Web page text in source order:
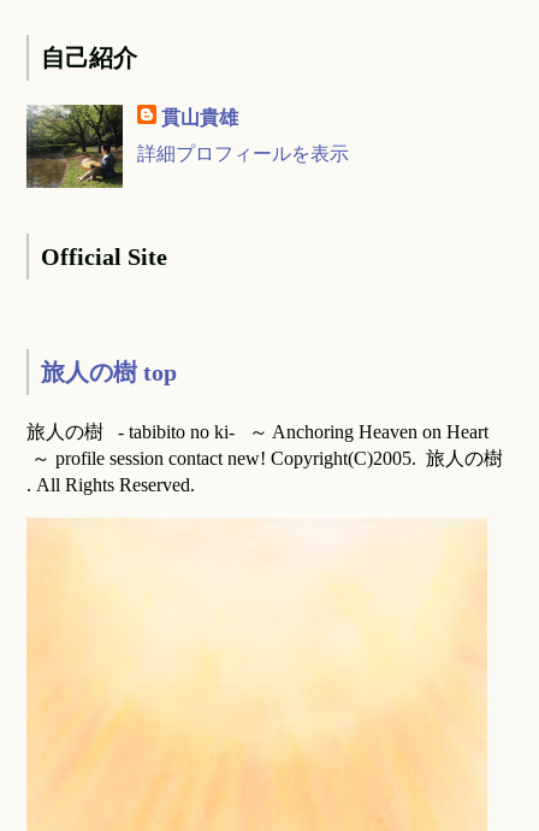
自己紹介
貫山貴雄
詳細プロフィールを表示
Official Site
旅人の樹 top
旅人の樹 - tabibito no ki- ～ Anchoring Heaven on Heart
～ profile session contact new! Copyright(C)2005. 旅人の樹
. All Rights Reserved.